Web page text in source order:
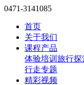
0471-3141085
首页
关于我们
课程产品
体验培训 旅行探
行走专题
精彩视频